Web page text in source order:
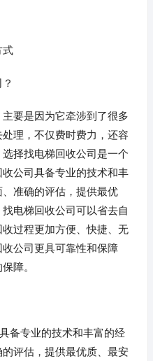
式
要是因为它牵涉到了很多
理，不仅费时费力，还容
择找电梯回收公司是一个
公司具备专业的技术和丰
准确的评估，提供最优
电梯回收公司可以省去自
过程更加方便、快捷、无
公司更具可靠性和保障
障。
备专业的技术和丰富的经
评估，提供最优质、最安